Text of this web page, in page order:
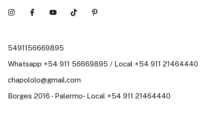
5491156669895
Whatsapp +54 911 56669895 / Local +54 911 21464440
chapololo@gmail.com
Borges 2016 - Palermo- Local +54 911 21464440